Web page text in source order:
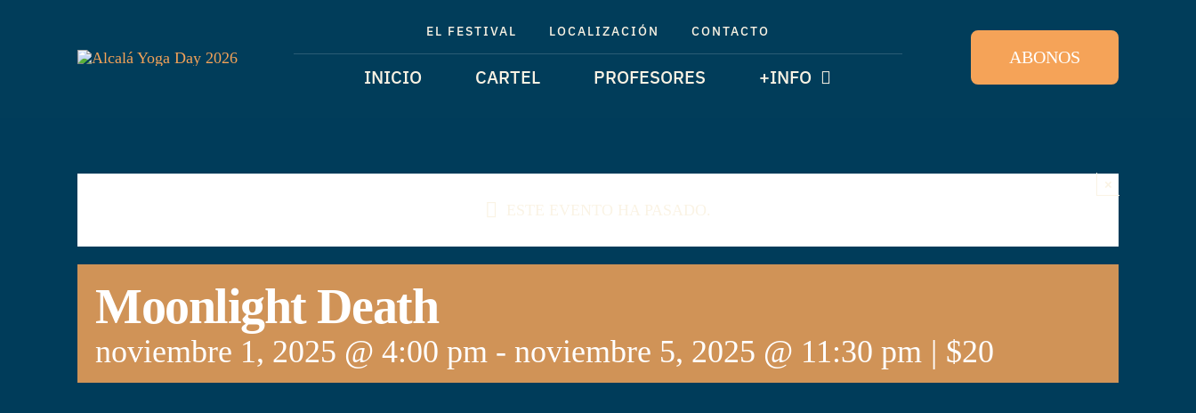
EL FESTIVAL LOCALIZACIÓN CONTACTO
INICIO CARTEL PROFESORES +INFO
ABONOS
ESTE EVENTO HA PASADO.
×
Moonlight Death
noviembre 1, 2025 @ 4:00 pm - noviembre 5, 2025 @ 11:30 pm | $20